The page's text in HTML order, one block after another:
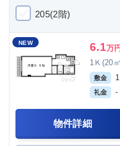
205(2階)
NEW 6.1万
1Ｋ(20
敷金
礼金 -
物件詳細